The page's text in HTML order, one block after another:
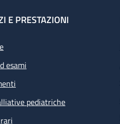
E PRESTAZIONI
esami
pediatriche